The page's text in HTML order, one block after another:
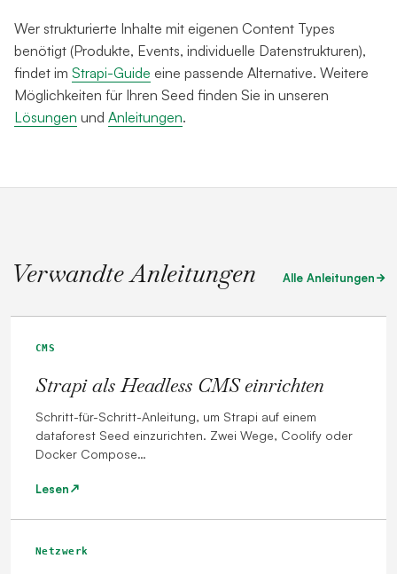
Wer strukturierte Inhalte mit eigenen Content Types
benötigt (Produkte, Events, individuelle Datenstrukturen),
findet im Strapi-Guide eine passende Alternative. Weitere
Möglichkeiten für Ihren Seed finden Sie in unseren
Lösungen und Anleitungen.
Verwandte Anleitungen Alle Anleitungen
CMS
Strapi als Headless CMS einrichten
Schritt-für-Schritt-Anleitung, um Strapi auf einem
dataforest Seed einzurichten. Zwei Wege, Coolify oder
Docker Compose…
Lesen
Netzwerk